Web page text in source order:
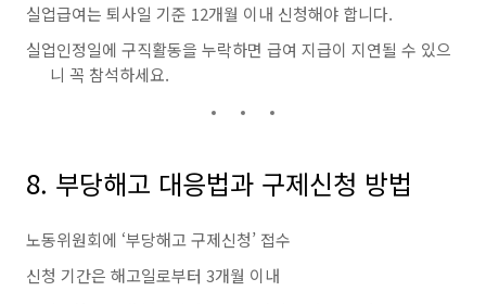
실업급여는 퇴사일 기준 12개월 이내 신청해야 합니다.
실업인정일에 구직활동을 누락하면 급여 지급이 지연될 수 있으
니 꼭 참석하세요.
8. 부당해고 대응법과 구제신청 방법
노동위원회에 ‘부당해고 구제신청’ 접수
신청 기간은 해고일로부터 3개월 이내